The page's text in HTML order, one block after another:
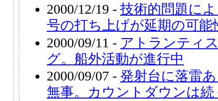
2000/12/19 - 技術的問題に
号の打ち上げが延期の可能
2000/09/11 - アトランティ
グ。船外活動が進行中
2000/09/07 - 発射台に落雷
無事。カウントダウンは続